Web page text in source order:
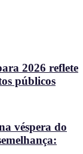
2026 reflete
públicos
véspera do